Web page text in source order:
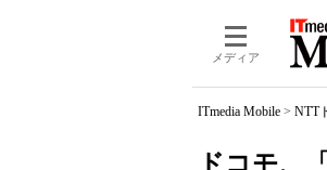
メディア
ITmedia Mobile > NTT
ドコモ、